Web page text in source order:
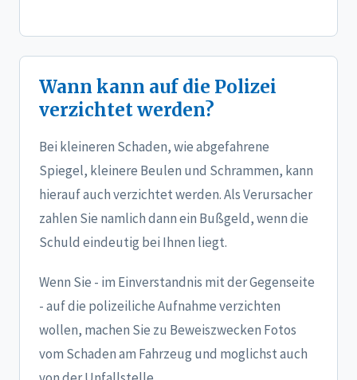
Wann kann auf die Polizei
verzichtet werden?
Bei kleineren Schaden, wie abgefahrene
Spiegel, kleinere Beulen und Schrammen, kann
hierauf auch verzichtet werden. Als Verursacher
zahlen Sie namlich dann ein Bußgeld, wenn die
Schuld eindeutig bei Ihnen liegt.
Wenn Sie - im Einverstandnis mit der Gegenseite
- auf die polizeiliche Aufnahme verzichten
wollen, machen Sie zu Beweiszwecken Fotos
vom Schaden am Fahrzeug und moglichst auch